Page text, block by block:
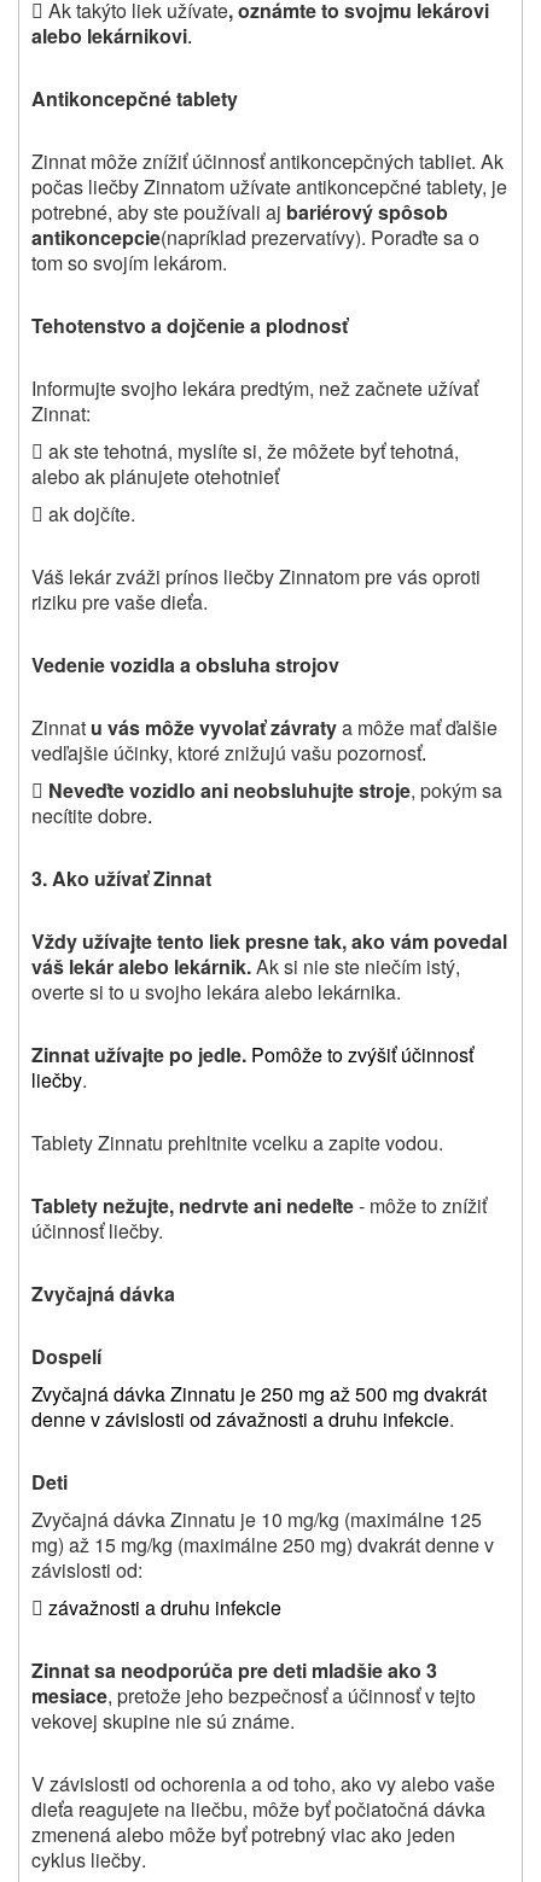
 Ak takýto liek užívate, oznámte to svojmu lekárovi
alebo lekárnikovi.
Antikoncepčné tablety
Zinnat môže znížiť účinnosť antikoncepčných tabliet. Ak
počas liečby Zinnatom užívate antikoncepčné tablety, je
potrebné, aby ste používali aj bariérový spôsob
antikoncepcie(napríklad prezervatívy). Poraďte sa o
tom so svojím lekárom.
Tehotenstvo a dojčenie a plodnosť
Informujte svojho lekára predtým, než začnete užívať
Zinnat:
 ak ste tehotná, myslíte si, že môžete byť tehotná,
alebo ak plánujete otehotnieť
 ak dojčíte.
Váš lekár zváži prínos liečby Zinnatom pre vás oproti
riziku pre vaše dieťa.
Vedenie vozidla a obsluha strojov
Zinnat u vás môže vyvolať závratya môže mať ďalšie
vedľajšie účinky, ktoré znižujú vašu pozornosť.
 Neveďte vozidlo ani neobsluhujte stroje, pokým sa
necítite dobre.
3. Ako užívať Zinnat
Vždy užívajte tento liek presne tak, ako vám povedal
váš lekár alebo lekárnik.Ak si nie ste niečím istý,
overte si to u svojho lekára alebo lekárnika.
Zinnat užívajte po jedle. Pomôže to zvýšiť účinnosť
liečby.
Tablety Zinnatu prehltnite vcelku a zapite vodou.
Tablety nežujte, nedrvte ani nedeľte‑ môže to znížiť
účinnosť liečby.
Zvyčajná dávka
Dospelí
Zvyčajná dávka Zinnatu je 250 mg až 500 mg dvakrát
denne v závislosti od závažnosti a druhu infekcie.
Deti
Zvyčajná dávkaZinnatu je 10 mg/kg (maximálne 125
mg) až 15 mg/kg (maximálne 250 mg) dvakrátdenne v
závislosti od:
 závažnosti a druhu infekcie
Zinnat sa neodporúča pre deti mladšie ako 3
mesiace, pretože jeho bezpečnosť a účinnosť v tejto
vekovej skupine nie sú známe.
V závislosti od ochorenia a od toho, ako vy alebo vaše
dieťa reagujete na liečbu, môže byť počiatočná dávka
zmenená alebo môže byť potrebný viac ako jeden
cyklus liečby.